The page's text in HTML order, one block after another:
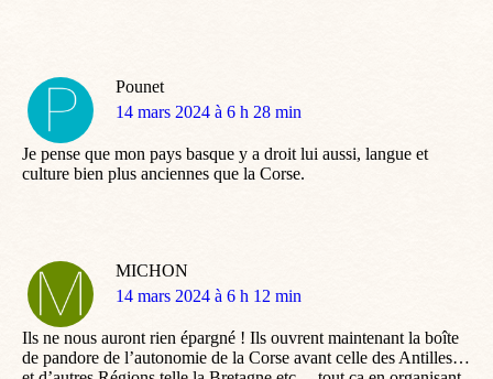
Pounet
dit
14 mars 2024 à 6 h 28 min
Je pense que mon pays basque y a droit lui aussi, langue et
culture bien plus anciennes que la Corse.
MICHON
dit
14 mars 2024 à 6 h 12 min
Ils ne nous auront rien épargné ! Ils ouvrent maintenant la boîte
de pandore de l’autonomie de la Corse avant celle des Antilles…